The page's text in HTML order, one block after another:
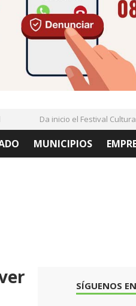
Da inicio el Festival Cultural
MUNICIPIOS
SÍGUENOS